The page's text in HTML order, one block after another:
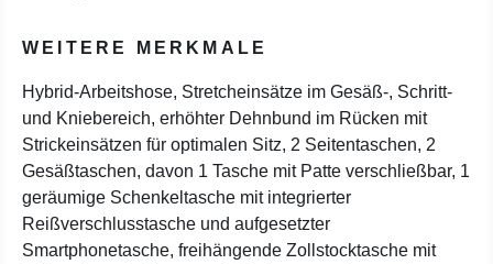
WEITERE MERKMALE
Hybrid-Arbeitshose, Stretcheinsätze im Gesäß-, Schritt-
und Kniebereich, erhöhter Dehnbund im Rücken mit
Strickeinsätzen für optimalen Sitz, 2 Seitentaschen, 2
Gesäßtaschen, davon 1 Tasche mit Patte verschließbar, 1
geräumige Schenkeltasche mit integrierter
Reißverschlusstasche und aufgesetzter
Smartphonetasche, freihängende Zollstocktasche mit